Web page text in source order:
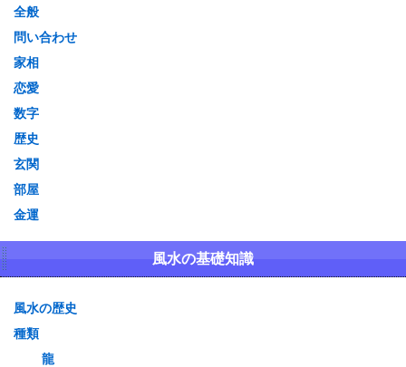
全般
問い合わせ
家相
恋愛
数字
歴史
玄関
部屋
金運
風水の基礎知識
風水の歴史
種類
龍